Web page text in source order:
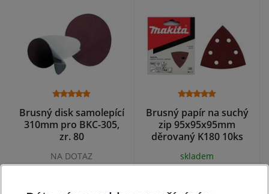
Brusný disk samolepící
310mm pro BKC-305,
zr. 80
NA DOTAZ
Brusný papír na suchý
zip 95x95x95mm
děrovaný K180 10ks
skladem